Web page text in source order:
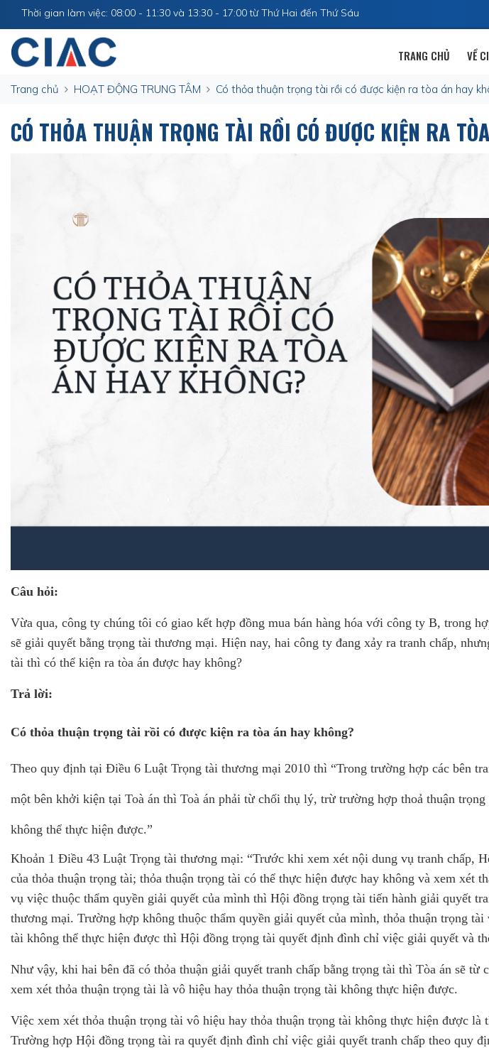
Thời gian làm việc: 08:00 - 11:30 và 13:30 - 17:00 từ Thứ Hai đến Thứ Sáu
TRANG CHỦ VỀ
Trang chủ HOẠT ĐỘNG TRUNG TÂM Có thỏa thuận trọng tài rồi có được kiện ra tòa án hay
CÓ THỎA THUẬN TRỌNG TÀI RỒI CÓ ĐƯỢC KIỆN RA
Câu hỏi:
Vừa qua, công ty chúng tôi có giao kết hợp đồng mua bán hàng hóa với công ty B, trong
sẽ giải quyết bằng trọng tài thương mại. Hiện nay, hai công ty đang xảy ra tranh chấp,
tài thì có thể kiện ra tòa án được hay không?
Trả lời:
Có thỏa thuận trọng tài rồi có được kiện ra tòa án hay không?
Theo quy định tại Điều 6 Luật Trọng tài thương mại 2010 thì “Trong trường hợp các bên
một bên khởi kiện tại Toà án thì Toà án phải từ chối thụ lý, trừ trường hợp thoả thuận
không thể thực hiện được.”
Khoản 1 Điều 43 Luật Trọng tài thương mại: “Trước khi xem xét nội dung vụ tranh chấp,
của thỏa thuận trọng tài; thỏa thuận trọng tài có thể thực hiện được hay không và xem xét
vụ việc thuộc thẩm quyền giải quyết của mình thì Hội đồng trọng tài tiến hành giải quyết
thương mại. Trường hợp không thuộc thẩm quyền giải quyết của mình, thỏa thuận trọng
tài không thể thực hiện được thì Hội đồng trọng tài quyết định đình chỉ việc giải quyết và
Như vậy, khi hai bên đã có thỏa thuận giải quyết tranh chấp bằng trọng tài thì Tòa án sẽ
xem xét thỏa thuận trọng tài là vô hiệu hay thỏa thuận trọng tài không thực hiện được.
Việc xem xét thỏa thuận trọng tài vô hiệu hay thỏa thuận trọng tài không thực hiện được là
Trường hợp Hội đồng trọng tài ra quyết định đình chỉ việc giải quyết tranh chấp theo quy